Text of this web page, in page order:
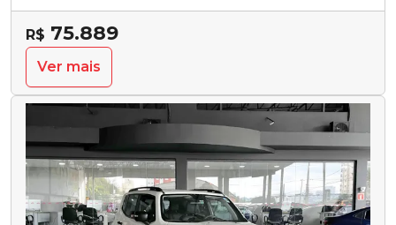
R$ 75.889
Ver mais